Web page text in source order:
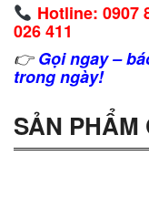
Hotline: 0907
026 411
👉 Gọi ngay –
trong ngày!
SẢN PHẨM